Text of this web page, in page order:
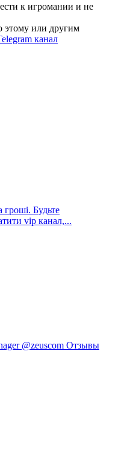
к игромании и не
этому или другим
канал
Будьте
vip канал,...
@zeuscom Отзывы